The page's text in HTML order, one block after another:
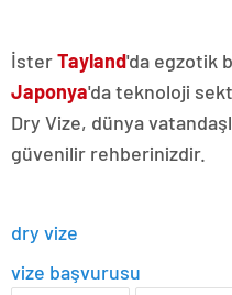
İsterTayland'da egzotik
Japonya'da teknoloji
Dry Vize, dünya
güvenilir rehberinizdir.
dry vize
vize başvurusu